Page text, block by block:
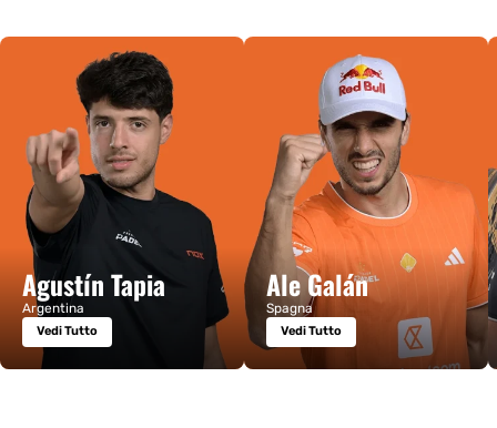
Agustín Tapia
Argentina
Vedi Tutto
Ale Galán
Spagna
Vedi Tutto